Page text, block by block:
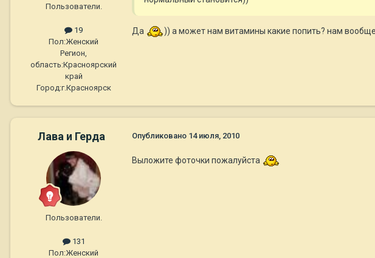
Пользователи.
19
Пол:Женский
Регион,
область:Красноярский
край
Город:г.Красноярск
Да )) а может нам витамины какие попить? нам вообще
Лава и Герда
Пользователи.
131
Пол:Женский
Опубликовано 14 июля, 2010
Выложите фоточки пожалуйста